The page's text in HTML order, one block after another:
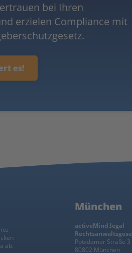
bei Ihren
erzielen Compliance mit
es!
ab.
München
activeMind.legal
Potsdamer Straße 3
80802 München